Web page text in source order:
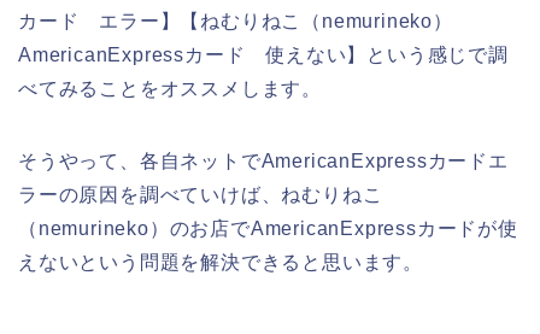
カード エラー】【ねむりねこ（nemurineko）
AmericanExpressカード 使えない】という感じで調
べてみることをオススメします。
そうやって、各自ネットでAmericanExpressカードエ
ラーの原因を調べていけば、ねむりねこ
（nemurineko）のお店でAmericanExpressカードが使
えないという問題を解決できると思います。